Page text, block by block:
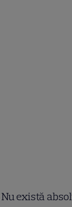
Nu există